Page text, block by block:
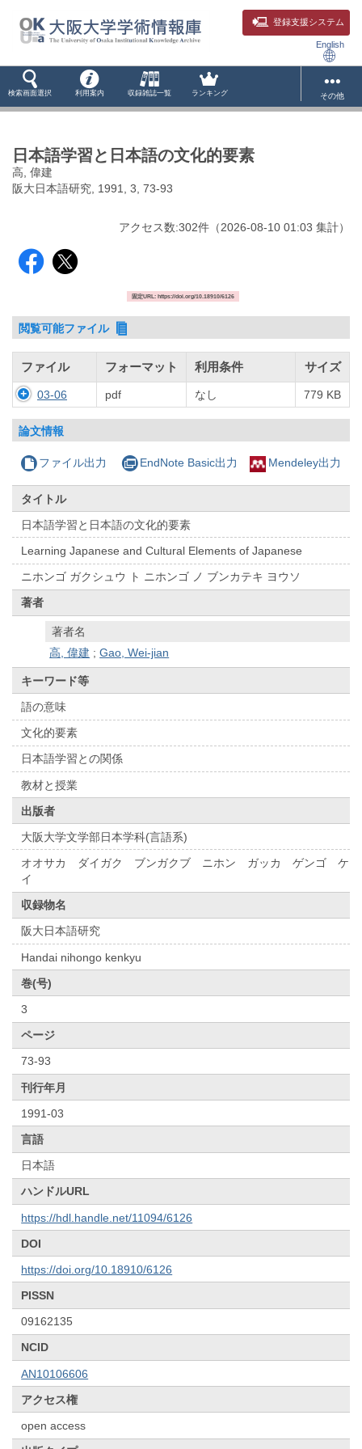
登録支援システム
English
検索画面選択 利用案内 収録雑誌一覧 ランキング その他
日本語学習と日本語の文化的要素
高, 偉建
阪大日本語研究, 1991, 3, 73-93
アクセス数:302件 （2026-08-10 01:03 集計）
固定URL: https://doi.org/10.18910/6126
閲覧可能ファイル
ファイル フォーマット 利用条件 サイズ
03-06 pdf なし 779 KB
論文情報
ファイル出力 EndNote Basic出力 Mendeley出力
タイトル
日本語学習と日本語の文化的要素
Learning Japanese and Cultural Elements of Japanese
ニホンゴ ガクシュウ ト ニホンゴ ノ ブンカテキ ヨウソ
著者
著者名
高, 偉建 ;Gao, Wei-jian
キーワード等
語の意味
文化的要素
日本語学習との関係
教材と授業
出版者
大阪大学文学部日本学科(言語系)
オオサカ ダイガク ブンガクブ ニホン ガッカ ゲンゴ ケ
イ
収録物名
阪大日本語研究
Handai nihongo kenkyu
巻(号)
3
ページ
73-93
刊行年月
1991-03
言語
日本語
ハンドルURL
https://hdl.handle.net/11094/6126
DOI
https://doi.org/10.18910/6126
PISSN
09162135
NCID
AN10106606
アクセス権
open access